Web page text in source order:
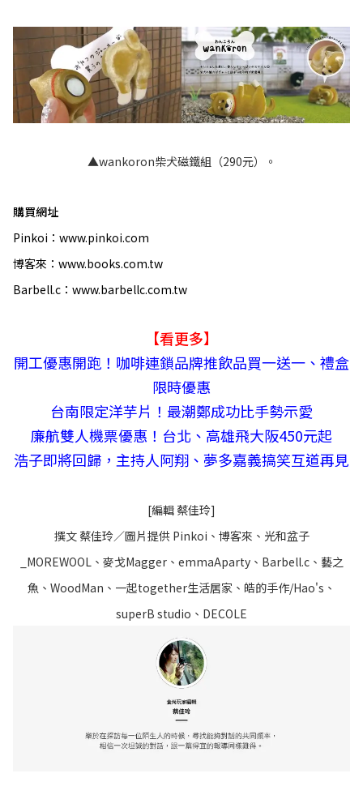
▲wankoron柴犬磁鐵組（290元）。
購買網址
Pinkoi：www.pinkoi.com
博客來：www.books.com.tw
Barbell.c：www.barbellc.com.tw
【看更多】
開工優惠開跑！咖啡連鎖品牌推飲品買一送一、禮盒
限時優惠
台南限定洋芋片！最潮鄭成功比手勢示愛
廉航雙人機票優惠！台北、高雄飛大阪450元起
浩子即將回歸，主持人阿翔、夢多嘉義搞笑互道再見
[編輯 蔡佳玲]
撰文 蔡佳玲／圖片提供 Pinkoi、博客來、光和盆子
_MOREWOOL、麥戈Magger、emmaAparty、Barbell.c、藝之
魚、WoodMan、一起together生活居家、皓的手作/Hao's、
superB studio、DECOLE